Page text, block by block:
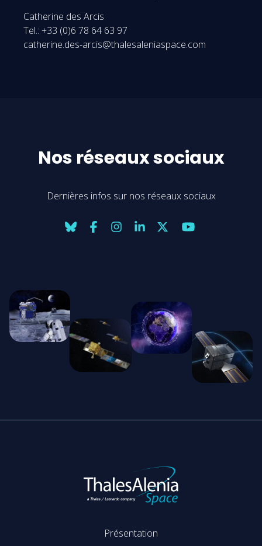
Catherine des Arcis
Tel.: +33 (0)6 78 64 63 97
catherine.des-arcis@thalesaleniaspace.com
Nos réseaux sociaux
Dernières infos sur nos réseaux sociaux
Présentation